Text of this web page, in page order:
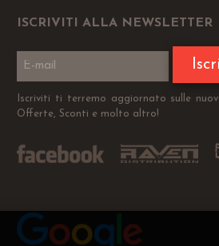
ISCRIVITI ALLA NEWSLETTER
Iscriviti ti terremo aggiornato sulle
Offerte, Sconti e molto altro!